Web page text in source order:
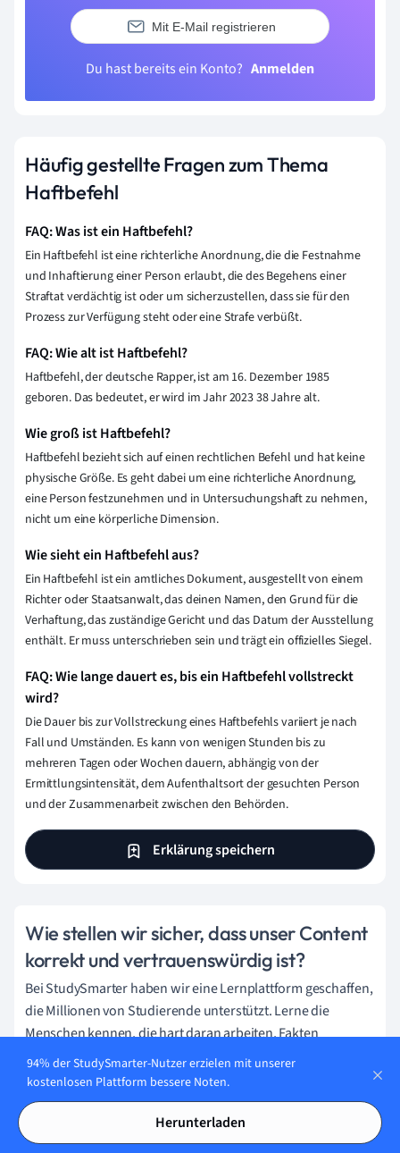
Mit E-Mail registrieren
Du hast bereits ein Konto? Anmelden
Häufig gestellte Fragen zum Thema
Haftbefehl
FAQ: Was ist ein Haftbefehl?
Ein Haftbefehl ist eine richterliche Anordnung, die die Festnahme
und Inhaftierung einer Person erlaubt, die des Begehens einer
Straftat verdächtig ist oder um sicherzustellen, dass sie für den
Prozess zur Verfügung steht oder eine Strafe verbüßt.
FAQ: Wie alt ist Haftbefehl?
Haftbefehl, der deutsche Rapper, ist am 16. Dezember 1985
geboren. Das bedeutet, er wird im Jahr 2023 38 Jahre alt.
Wie groß ist Haftbefehl?
Haftbefehl bezieht sich auf einen rechtlichen Befehl und hat keine
physische Größe. Es geht dabei um eine richterliche Anordnung,
eine Person festzunehmen und in Untersuchungshaft zu nehmen,
nicht um eine körperliche Dimension.
Wie sieht ein Haftbefehl aus?
Ein Haftbefehl ist ein amtliches Dokument, ausgestellt von einem
Richter oder Staatsanwalt, das deinen Namen, den Grund für die
Verhaftung, das zuständige Gericht und das Datum der Ausstellung
enthält. Er muss unterschrieben sein und trägt ein offizielles Siegel.
FAQ: Wie lange dauert es, bis ein Haftbefehl vollstreckt
wird?
Die Dauer bis zur Vollstreckung eines Haftbefehls variiert je nach
Fall und Umständen. Es kann von wenigen Stunden bis zu
mehreren Tagen oder Wochen dauern, abhängig von der
Ermittlungsintensität, dem Aufenthaltsort der gesuchten Person
und der Zusammenarbeit zwischen den Behörden.
Erklärung speichern
Wie stellen wir sicher, dass unser Content
korrekt und vertrauenswürdig ist?
Bei StudySmarter haben wir eine Lernplattform geschaffen,
die Millionen von Studierende unterstützt. Lerne die
Menschen kennen, die hart daran arbeiten, Fakten
basierten Content zu liefern und sicherzustellen, dass er
überprüft wird.
Content-Erstellungsprozess:
94% der StudySmarter-Nutzer erzielen mit unserer
kostenlosen Plattform bessere Noten.
Herunterladen